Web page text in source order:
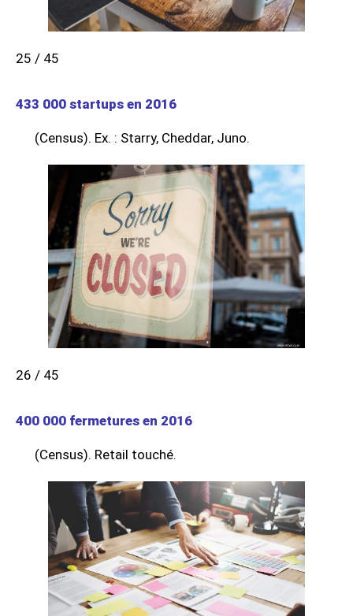
25 / 45
433 000 startups en 2016
(Census). Ex. : Starry, Cheddar, Juno.
26 / 45
400 000 fermetures en 2016
(Census). Retail touché.